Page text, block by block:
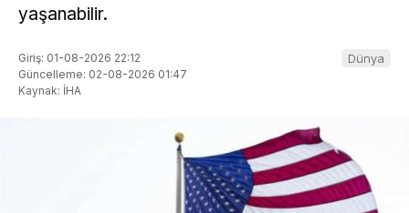
yaşanabilir.
Giriş: 01-08-2026 22:12
Güncelleme: 02-08-2026 01:47
Kaynak: İHA
Dünya